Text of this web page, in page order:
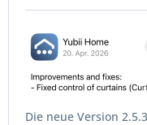
Die neue Version